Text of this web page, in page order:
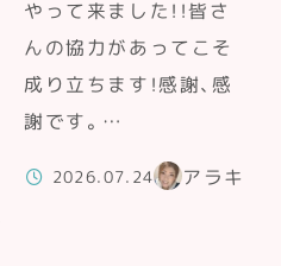
やって来ました！！皆さ
んの協力があってこそ
成り立ちます！感謝、感
謝です。…
2026.07.24 アラキ